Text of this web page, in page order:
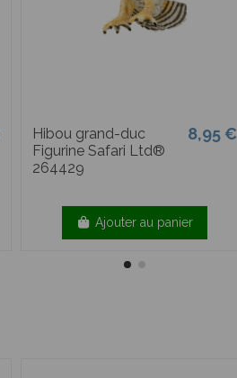
Hibou grand-duc
Figurine Safari Ltd®
264429
8,95 €
Ajouter au panier